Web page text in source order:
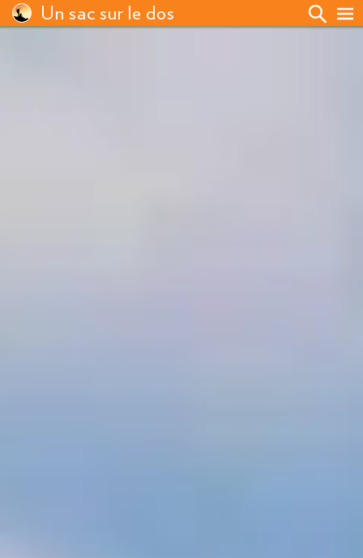
Un sac sur le dos